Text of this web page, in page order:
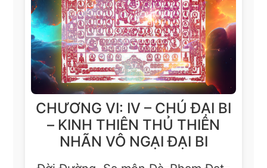
CHƯƠNG VI: IV – CHÚ ĐẠI BI
– KINH THIÊN THỦ THIÊN
NHÃN VÔ NGẠI ĐẠI BI